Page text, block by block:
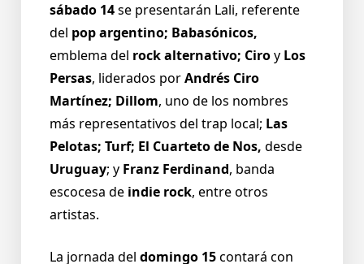
sábado 14se presentarán Lali, referente
del pop argentino; Babasónicos,
emblema del rock alternativo; Ciroy Los
Persas, liderados porAndrés Ciro
Martínez; Dillom, uno de los nombres
más representativos del trap local; Las
Pelotas; Turf; El Cuarteto de Nos, desde
Uruguay; y Franz Ferdinand, banda
escocesa de indie rock, entre otros
artistas.
La jornada del domingo 15contará con